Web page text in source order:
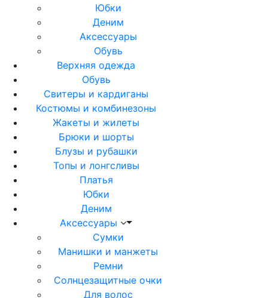
Юбки
Деним
Аксессуары
Обувь
Верхняя одежда
Обувь
Свитеры и кардиганы
Костюмы и комбинезоны
Жакеты и жилеты
Брюки и шорты
Блузы и рубашки
Топы и лонгсливы
Платья
Юбки
Деним
Аксессуары
Сумки
Манишки и манжеты
Ремни
Солнцезащитные очки
Для волос